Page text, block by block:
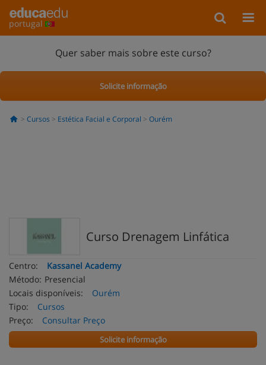
portugal
Quer saber mais sobre este curso?
Solicite informação
Cursos Estética Facial e Corporal Ourém
Curso Drenagem Linfática
Centro:
Kassanel Academy
Método: Presencial
Locais disponíveis:
Ourém
Tipo:
Cursos
Preço:
Consultar Preço
Solicite informação